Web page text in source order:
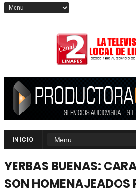
INICIO
YERBAS BUENAS:
SON HOMENAJEADOS